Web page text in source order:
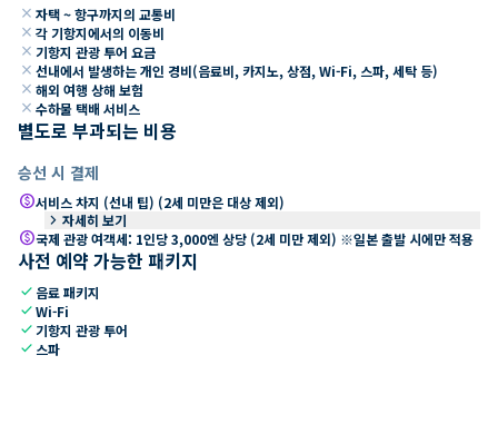
close 자택 ~ 항구까지의 교통비
close 각 기항지에서의 이동비
close 기항지 관광 투어 요금
close 선내에서 발생하는 개인 경비(음료비, 카지노, 상점, Wi-Fi, 스파, 세탁 등)
close 해외 여행 상해 보험
close 수하물 택배 서비스
별도로 부과되는 비용
승선 시 결제
paid서비스 차지 (선내 팁) (2세 미만은 대상 제외)
keyboard_arrow_right 자세히 보기
paid국제 관광 여객세: 1인당 3,000엔 상당 (2세 미만 제외) ※일본 출발 시에만 적용
사전 예약 가능한 패키지
check 음료 패키지
checkWi-Fi
check 기항지 관광 투어
check 스파